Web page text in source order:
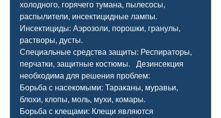
холодного, горячего тумана, пылесосы,
распылители, инсектицидные лампы.
Инсектициды: Аэрозоли, порошки, гранулы,
растворы, дусты.
Специальные средства защиты: Респираторы,
перчатки, защитные костюмы. Дезинсекция
необходима для решения проблем:
Борьба с насекомыми: Тараканы, муравьи,
блохи, клопы, моль, мухи, комары.
Борьба с клещами: Клещи являются